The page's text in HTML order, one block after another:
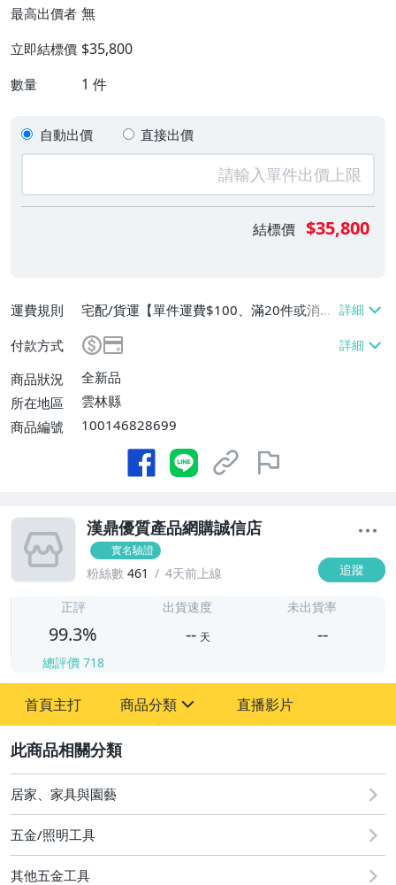
最高出價者 無
立即結標價 $35,800
數量 1 件
自動出價 直接出價
結標價 $35,800
運費規則
宅配/貨運【單件運費$100、滿20件或消費
滿$2000免運費】
付款方式
商品狀況
全新品
所在地區
雲林縣
商品編號
100146828699
漢鼎優質產品網購誠信店
實名驗證
粉絲數 461 4天前上線 追蹤
正評
99.3%
總評價 718
出貨速度
-- 天
未出貨率
--
首頁主打 商品分類
寵物用品與水族
圖書/影音/文具
古董、藝術與礦石
直播影片
居家、家具與園藝
五金/照明工具
其他五金工具